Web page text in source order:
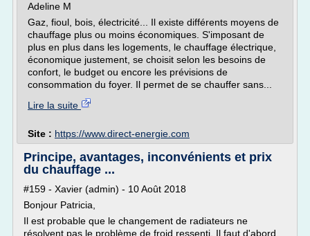
Adeline M
Gaz, fioul, bois, électricité... Il existe différents moyens de
chauffage plus ou moins économiques. S'imposant de
plus en plus dans les logements, le chauffage électrique,
économique justement, se choisit selon les besoins de
confort, le budget ou encore les prévisions de
consommation du foyer. Il permet de se chauffer sans...
Lire la suite
Site : https://www.direct-energie.com
Principe, avantages, inconvénients et prix
du chauffage ...
#159 - Xavier (admin) - 10 Août 2018
Bonjour Patricia,
Il est probable que le changement de radiateurs ne
résolvent pas le problème de froid ressenti. Il faut d'abord